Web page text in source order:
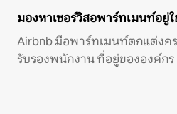
มองหาเซอร์วิสอพาร์ทเมนท์อยู่
Airbnb มีอพาร์ทเมนท์ตกแต่งค
รับรองพนักงาน ที่อยู่ขององค์ก